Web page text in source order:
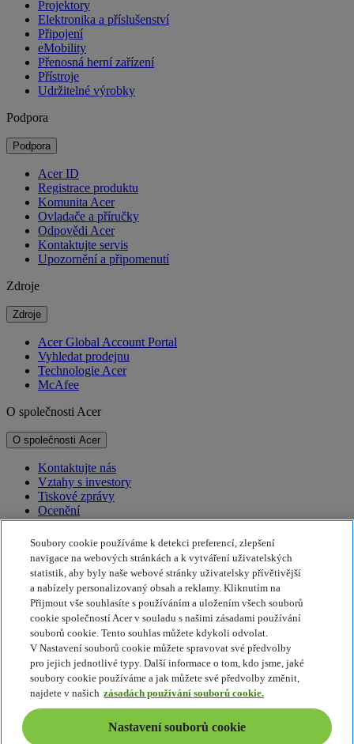
Projektory
Elektronika a příslušenství
Připojení
eMobility
Přenosná herní zařízení
Přístroje
Udržitelné výrobky
Podpora
Podpora
Acer ID
Registrace produktu
Komunita Acer
Ovladače a příručky
Odpovědi Acer
Kontaktujte servis
Upozornění a připomenutí
Zdroje
Zdroje
Acer Global Account Portal
Vyhledat prodejnu
Technologie Acer
McAfee
O společnosti Acer
O společnosti Acer
Kontaktujte nás
Vztahy s investory
Tiskové zprávy
Ocenění
Události
Udržitelnost
Udržitelnost
Společenská odpovědnost firem
Uhlíková stopa produktů
Program Project Humanity
Earthion
Zásady ochrany soukromí
Zásady používání souborů cookie
Právní upozornění
Dodatečné smluvní podmínky
Zásady přístupnosti
Soubory cookie používáme k detekci preferencí, zlepšení
navigace na webových stránkách a k vytváření uživatelských
statistik, aby byly naše webové stránky uživatelsky přívětivější
a nabízely personalizovaný obsah a reklamy. Kliknutím na
Přijmout vše souhlasíte s používáním a uložením všech souborů
cookie společností Acer v souladu s našimi zásadami používání
souborů cookie. Tento souhlas můžete kdykoli odvolat.
V Nastavení souborů cookie můžete spravovat své předvolby
pro jejich jednotlivé typy. Další informace o tom, kdo jsme, jaké
soubory cookie používáme a jak můžete své předvolby změnit,
najdete v našich zásadách používání souborů cookie.
Nastavení souborů cookie